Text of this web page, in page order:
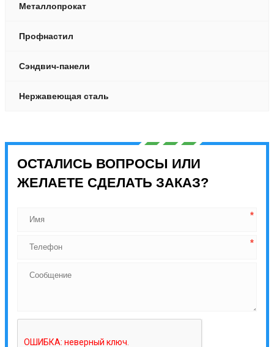
Металлопрокат
Профнастил
Сэндвич-панели
Нержавеющая сталь
ОСТАЛИСЬ ВОПРОСЫ ИЛИ
ЖЕЛАЕТЕ СДЕЛАТЬ ЗАКАЗ?